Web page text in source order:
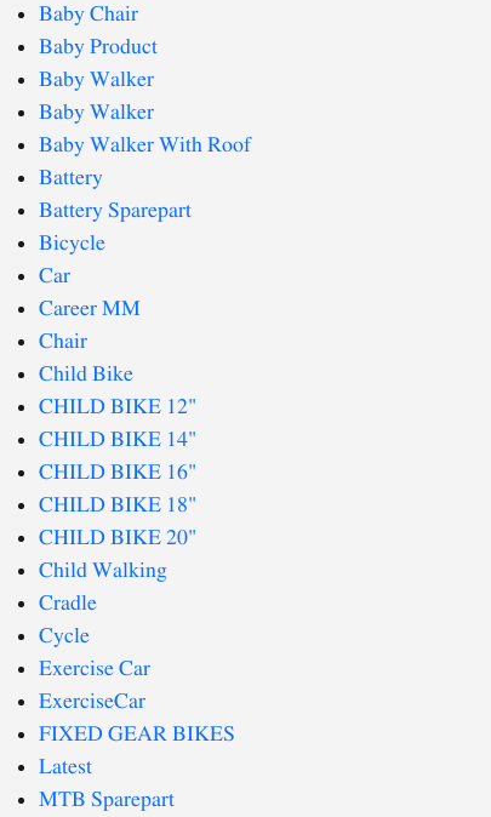
Baby Chair
Baby Product
Baby Walker
Baby Walker
Baby Walker With Roof
Battery
Battery Sparepart
Bicycle
Car
Career MM
Chair
Child Bike
CHILD BIKE 12"
CHILD BIKE 14"
CHILD BIKE 16"
CHILD BIKE 18"
CHILD BIKE 20"
Child Walking
Cradle
Cycle
Exercise Car
ExerciseCar
FIXED GEAR BIKES
Latest
MTB Sparepart